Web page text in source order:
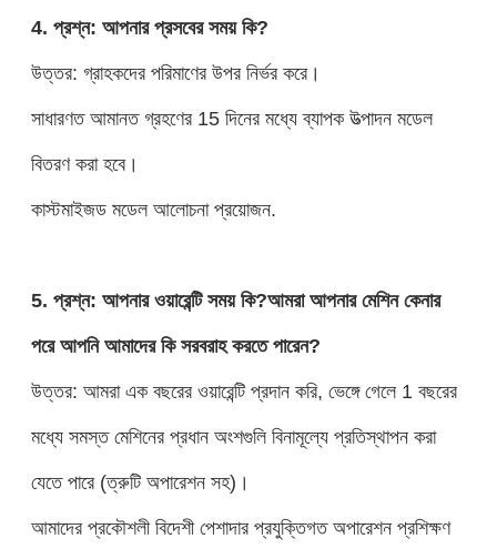
4. প্রশ্ন: আপনার প্রসবের সময় কি?
উত্তর: গ্রাহকদের পরিমাণের উপর নির্ভর করে।
সাধারণত আমানত গ্রহণের 15 দিনের মধ্যে ব্যাপক উত্পাদন মডেল
বিতরণ করা হবে।
কাস্টমাইজড মডেল আলোচনা প্রয়োজন.
5. প্রশ্ন: আপনার ওয়ারেন্টি সময় কি?আমরা আপনার মেশিন কেনার
পরে আপনি আমাদের কি সরবরাহ করতে পারেন?
উত্তর: আমরা এক বছরের ওয়ারেন্টি প্রদান করি, ভেঙ্গে গেলে 1 বছরের
মধ্যে সমস্ত মেশিনের প্রধান অংশগুলি বিনামূল্যে প্রতিস্থাপন করা
যেতে পারে (ত্রুটি অপারেশন সহ)।
আমাদের প্রকৌশলী বিদেশী পেশাদার প্রযুক্তিগত অপারেশন প্রশিক্ষণ